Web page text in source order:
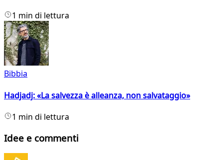
1 min di lettura
Bibbia
Hadjadj: «La salvezza è alleanza, non salvataggio»
1 min di lettura
Idee e commenti